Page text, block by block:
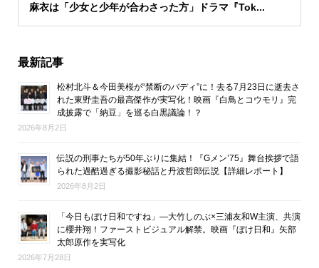
麻衣は「少女と少年が合わさった方」ドラマ『Tok...
最新記事
松村北斗＆今田美桜が“禁断のバディ”に！去る7月23日に逝去さ
れた東野圭吾の最高傑作が実写化！映画『白鳥とコウモリ』完
成披露で「納豆」を巡る白黒議論！？
2026年8月2日
伝説の刑事たちが50年ぶりに集結！『Gメン’75』舞台挨拶で語
られた過酷過ぎる撮影秘話と丹波哲郎伝説【詳細レポート】
2026年8月2日
「今日もぼけ日和ですね」―大竹しのぶ×三浦友和W主演、共演
に櫻井翔！ファーストビジュアル解禁。映画『ぼけ日和』矢部
太郎原作を実写化
2026年7月28日